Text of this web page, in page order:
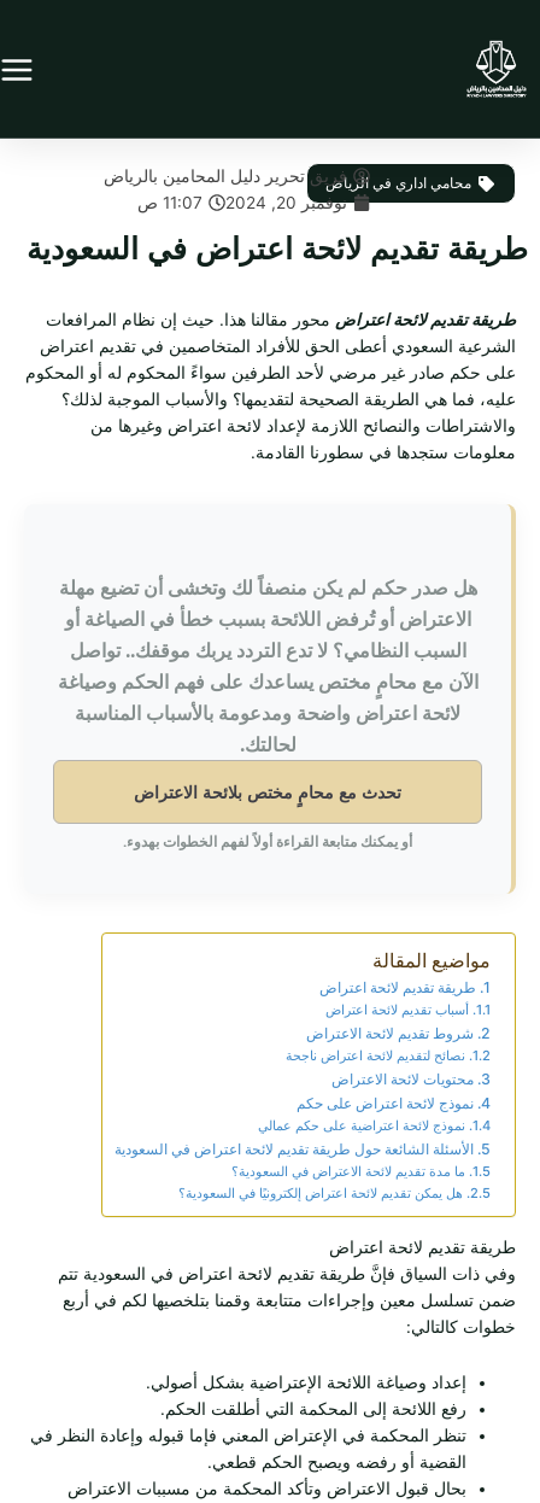
محامي اداري في الرياضفريق تحرير دليل المحامين بالرياض
نوفمبر 20, 2024
11:07 ص
طريقة تقديم لائحة اعتراض في السعودية
طريقة تقديم لائحة اعتراض محور مقالنا هذا. حيث إن نظام المرافعات
الشرعية السعودي أعطى الحق للأفراد المتخاصمين في تقديم اعتراض
على حكم صادر غير مرضي لأحد الطرفين سواءً المحكوم له أو المحكوم
عليه، فما هي الطريقة الصحيحة لتقديمها؟ والأسباب الموجبة لذلك؟
والاشتراطات والنصائح اللازمة لإعداد لائحة اعتراض وغيرها من
معلومات ستجدها في سطورنا القادمة.
هل صدر حكم لم يكن منصفاً لك وتخشى أن تضيع مهلة
الاعتراض أو تُرفض اللائحة بسبب خطأ في الصياغة أو
السبب النظامي؟ لا تدع التردد يربك موقفك.. تواصل
الآن مع محامٍ مختص يساعدك على فهم الحكم وصياغة
لائحة اعتراض واضحة ومدعومة بالأسباب المناسبة
لحالتك.
تحدث مع محامٍ مختص بلائحة الاعتراض
أو يمكنك متابعة القراءة أولاً لفهم الخطوات بهدوء.
مواضيع المقالة
طريقة تقديم لائحة اعتراض
أسباب تقديم لائحة اعتراض
شروط تقديم لائحة الاعتراض
نصائح لتقديم لائحة اعتراض ناجحة
محتويات لائحة الاعتراض
نموذج لائحة اعتراض على حكم
نموذج لائحة اعتراضية على حكم عمالي
الأسئلة الشائعة حول طريقة تقديم لائحة اعتراض في السعودية
ما مدة تقديم لائحة الاعتراض في السعودية؟
هل يمكن تقديم لائحة اعتراض إلكترونيًا في السعودية؟
طريقة تقديم لائحة اعتراض
وفي ذات السياق فإنَّ طريقة تقديم لائحة اعتراض في السعودية تتم
ضمن تسلسل معين وإجراءات متتابعة وقمنا بتلخصيها لكم في أربع
خطوات كالتالي:
إعداد وصياغة اللائحة الإعتراضية بشكل أصولي.
رفع اللائحة إلى المحكمة التي أطلقت الحكم.
تنظر المحكمة في الإعتراض المعني فإما قبوله وإعادة النظر في
القضية أو رفضه ويصبح الحكم قطعي.
بحال قبول الاعتراض وتأكد المحكمة من مسببات الاعتراض